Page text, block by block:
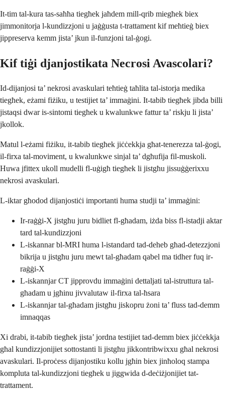
It-tim tal-kura tas-saħħa tiegħek jaħdem mill-qrib miegħek biex
jimmonitorja l-kundizzjoni u jaġġusta t-trattament kif meħtieġ biex
jippreserva kemm jista’ jkun il-funzjoni tal-ġogi.
Kif tiġi djanjostikata Necrosi Avascolari?
Id-dijanjosi ta’ nekrosi avaskulari teħtieġ taħlita tal-istorja medika
tiegħek, eżami fiżiku, u testijiet ta’ immaġini. It-tabib tiegħek jibda billi
jistaqsi dwar is-sintomi tiegħek u kwalunkwe fattur ta’ riskju li jista’
jkollok.
Matul l-eżami fiżiku, it-tabib tiegħek jiċċekkja għat-tenerezza tal-ġogi,
il-firxa tal-moviment, u kwalunkwe sinjal ta’ dgħufija fil-muskoli.
Huwa jfittex ukoll mudelli fl-uġigħ tiegħek li jistgħu jissuġġerixxu
nekrosi avaskulari.
L-iktar għodod dijanjostiċi importanti huma studji ta’ immaġini:
Ir-raġġi-X jistgħu juru bidliet fl-għadam, iżda biss fl-istadji aktar
tard tal-kundizzjoni
L-iskannar bl-MRI huma l-istandard tad-deheb għad-detezzjoni
bikrija u jistgħu juru mewt tal-għadam qabel ma tidher fuq ir-
raġġi-X
L-iskannjar CT jipprovdu immaġini dettaljati tal-istruttura tal-
għadam u jgħinu jivvalutaw il-firxa tal-ħsara
L-iskannjar tal-għadam jistgħu jiskopru żoni ta’ fluss tad-demm
imnaqqas
Xi drabi, it-tabib tiegħek jista’ jordna testijiet tad-demm biex jiċċekkja
għal kundizzjonijiet sottostanti li jistgħu jikkontribwixxu għal nekrosi
avaskulari. Il-proċess dijanjostiku kollu jgħin biex jinħoloq stampa
kompluta tal-kundizzjoni tiegħek u jiggwida d-deċiżjonijiet tat-
trattament.